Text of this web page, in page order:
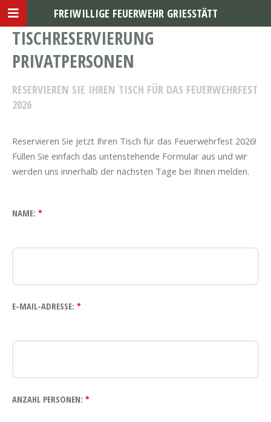
TISCHRESERVIERUNG
PRIVATPERSONEN
RESERVIEREN SIE IHREN TISCH FÜR DAS FEUERWEHRFEST
2026
Reservieren Sie jetzt Ihren Tisch für das Feuerwehrfest 2026!
Füllen Sie einfach das untenstehende Formular aus und wir
werden uns innerhalb der nächsten Tage bei Ihnen melden.
NAME: *
E-MAIL-ADRESSE: *
ANZAHL PERSONEN: *
FREIWILLIGE FEUERWEHR GRIESSTÄTT